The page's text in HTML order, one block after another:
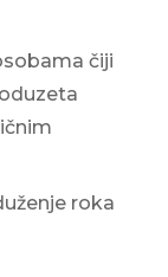
čiji
roka